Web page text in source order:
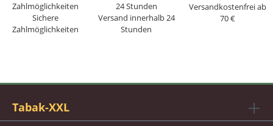
Sichere
Zahlmöglichkeiten
Versand innerhalb 24
Stunden
Versandkostenfrei ab
70 €
Tabak-XXL